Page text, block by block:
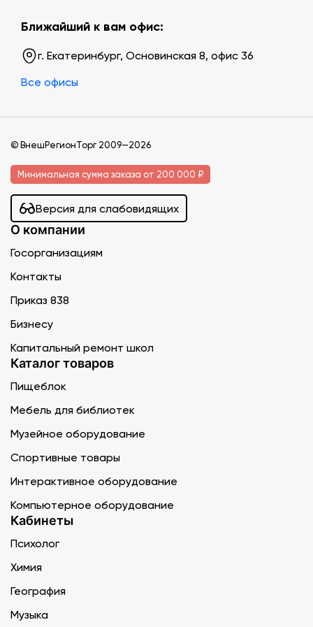
Ближайший к вам офис:
г. Екатеринбург, Основинская 8, офис 36
Все офисы
© ВнешРегионТорг 2009—2026
Минимальная сумма заказа от 200 000 ₽
Версия для слабовидящих
О компании
Госорганизациям
Контакты
Приказ 838
Бизнесу
Капитальный ремонт школ
Каталог товаров
Пищеблок
Мебель для библиотек
Музейное оборудование
Спортивные товары
Интерактивное оборудование
Компьютерное оборудование
Кабинеты
Психолог
Химия
География
Музыка